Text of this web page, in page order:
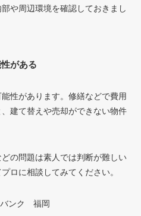
や周辺環境を確認しておきまし
がある
性があります。修繕などで費用
建て替えや売却ができない物件
の問題は素人では判断が難しい
ロに相談してみてください。